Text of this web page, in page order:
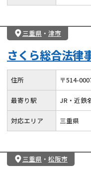
三重県 ・ 津市
さくら総合法律
住所 〒514-
最寄り駅 JR・近鉄
対応エリア 三重県
三重県 ・ 松阪市